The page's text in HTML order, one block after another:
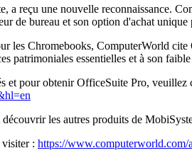
a reçu une nouvelle reconnaissance.
de bureau et son option d'achat
les Chromebooks, ComputerWorld
patrimoniales essentielles et à son
et pour obtenir OfficeSuite Pro, veuillez
les autres produits de
: https://www.computerworld.com/